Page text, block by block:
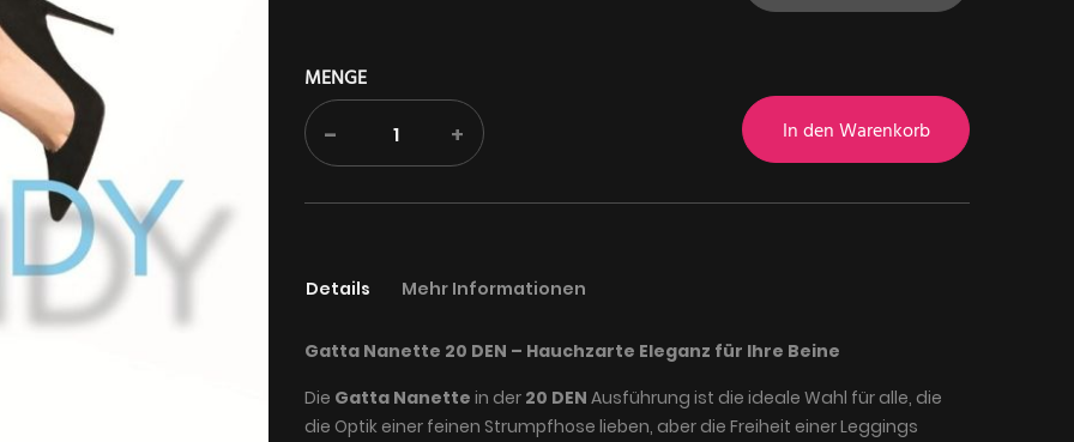
MENGE
- + In den Warenkorb
Details
Gatta Nanette 20 DEN – Hauchzarte Eleganz für Ihre Beine
Die Gatta Nanette in der 20 DEN Ausführung ist die ideale Wahl für alle, die
die Optik einer feinen Strumpfhose lieben, aber die Freiheit einer Leggings
Mehr Informationen